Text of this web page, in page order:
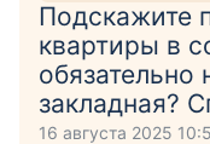
Подскажите
квартиры в
обязательно
закладная?
16 августа 2025